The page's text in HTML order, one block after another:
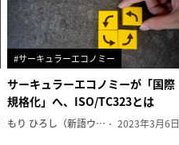
#サーキュラーエコノミー
サーキュラーエコノミーが「国際
規格化」へ、ISO/TC323とは
もり ひろし（新語ウォッチャー） 2023年3月6日